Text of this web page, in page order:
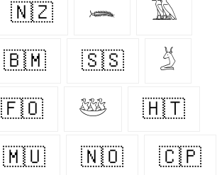
🇳🇿 𓆨 𓅀
🇧🇲 🇸🇸 𓄄
🇫🇴 𓅸 🇭🇹
🇲🇺 🇳🇴 🇨🇵